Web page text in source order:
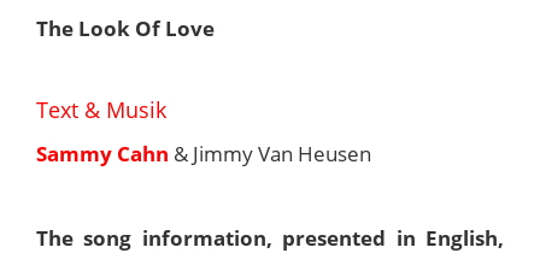
The Look Of Love
Text & Musik
Sammy Cahn & Jimmy Van Heusen
The song information, presented in English,